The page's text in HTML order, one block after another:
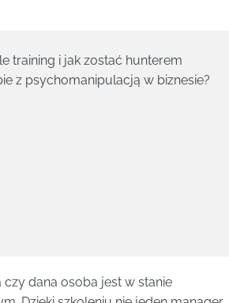
training i jak zostać hunterem
z psychomanipulacją w biznesie?
czy dana osoba jest w stanie